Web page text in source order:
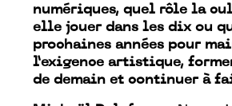
numériques, quel rôle la
elle jouer dans les dix ou
prochaines années pour
l’exigence artistique,
de demain et continuer à